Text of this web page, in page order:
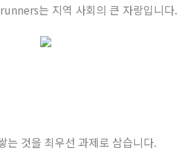
는 지역 사회의 큰 자랑입니다.
는 것을 최우선 과제로 삼습니다.